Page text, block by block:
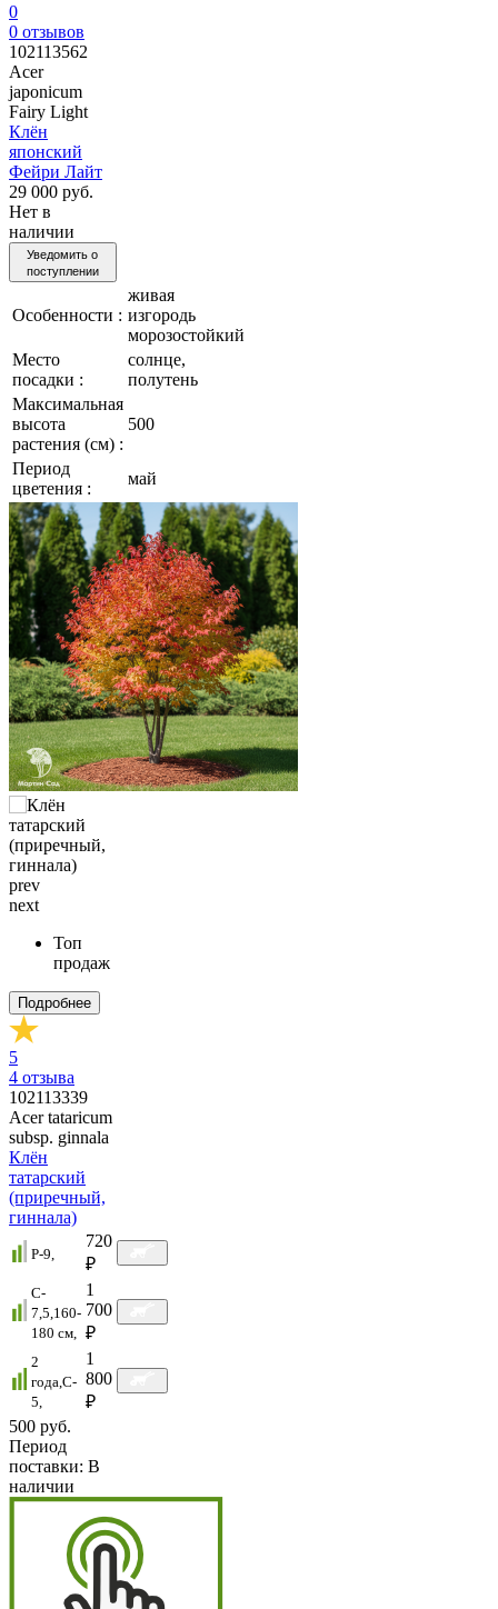
0
0 отзывов
102113562
Acer
japonicum
Fairy Light
Клён
японский
Фейри Лайт
29 000 руб.
Нет в
наличии
Уведомить о
поступлении
Особенности :
живая
изгородь
морозостойкий
Место
посадки :
солнце,
полутень
Максимальная
высота
растения (см) :
500
Период
цветения :
май
prev
next
Топ
продаж
Подробнее
5
4 отзыва
102113339
Acer tataricum
subsp. ginnala
Клён
татарский
(приречный,
гиннала)
P-9,
720
₽
C-
7,5,160-
180 см,
1
700
₽
2
года,C-
5,
1
800
₽
500 руб.
Период
поставки: В
наличии